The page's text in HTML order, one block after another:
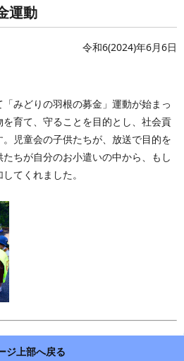
運動
令和6(2024)年6月6日
みどりの羽根の募金」運動が始まっ
育て、守ることを目的とし、社会貢
児童会の子供たちが、放送で目的を
ちが自分のお小遣いの中から、もし
てくれました。
ジ上部へ戻る